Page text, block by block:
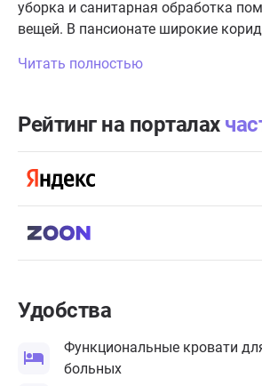
уборка и санитарная обработка
вещей. В пансионате широкие
Читать полностью
Рейтинг на порталах частный
Удобства
Функциональные кровати
больных